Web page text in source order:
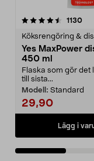
1130
Köksrengöring &
Yes MaxPower
450 ml
Flaska som gör det
till sista...
Modell: Standard
29,90
Lägg i
4.5 av 5